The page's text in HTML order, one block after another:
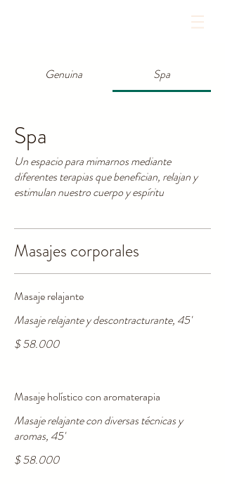
Genuina Spa
Spa
Un espacio para mimarnos mediante
diferentes terapias que benefician, relajan y
estimulan nuestro cuerpo y espíritu
Masajes corporales
Masaje relajante
Masaje relajante y descontracturante, 45'
$ 58.000
Masaje holístico con aromaterapia
Masaje relajante con diversas técnicas y
aromas, 45'
$ 58.000